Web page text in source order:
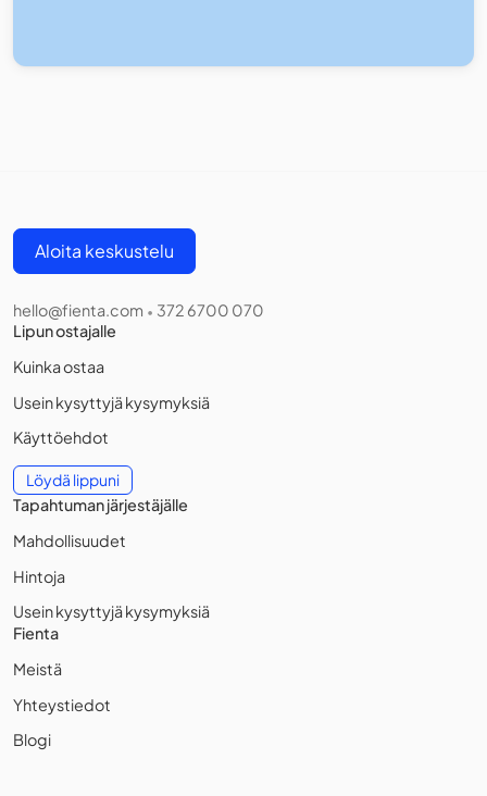
Aloita keskustelu
hello@fienta.com • 372 6700 070
Lipun ostajalle
Kuinka ostaa
Usein kysyttyjä kysymyksiä
Käyttöehdot
Löydä lippuni
Tapahtuman järjestäjälle
Mahdollisuudet
Hintoja
Usein kysyttyjä kysymyksiä
Fienta
Meistä
Yhteystiedot
Blogi